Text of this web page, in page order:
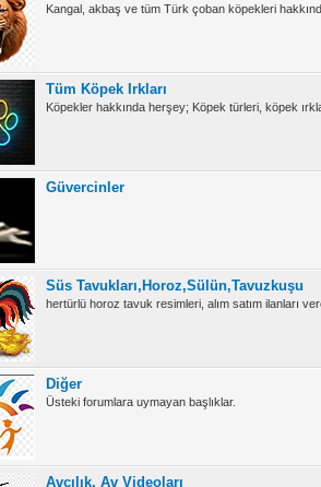
Kangal, akbaş ve tüm Türk çoban köpekleri
Tüm Köpek Irkları
Köpekler hakkında herşey; Köpek türleri, köpek
Güvercinler
Süs Tavukları,Horoz,Sülün,Tavuzkuşu
hertürlü horoz tavuk resimleri, alım satım ilanları
Diğer
Üsteki forumlara uymayan başlıklar.
Avcılık, Av Videoları